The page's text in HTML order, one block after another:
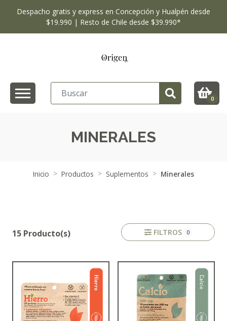
Despacho gratis y express en Concepción y Hualpén desde
$19.990 | Resto de Chile desde $39.990*
0
MINERALES
Inicio Productos Suplementos Minerales
15 Producto(s) FILTROS 0